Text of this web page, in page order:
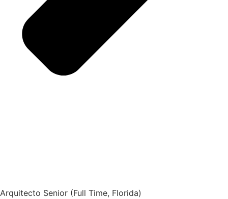
Arquitecto Senior (Full Time, Florida)